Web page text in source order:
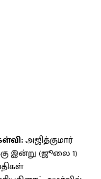
அஜித்குமார்
இன்று (ஜூலை 1)